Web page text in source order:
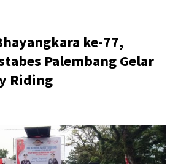
ke-77,
Palembang Gelar
Riding